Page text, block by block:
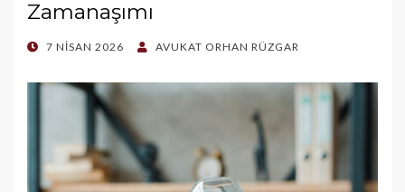
Zamanaşımı
POSTED
7 NISAN 2026 AVUKAT ORHAN RÜZGAR